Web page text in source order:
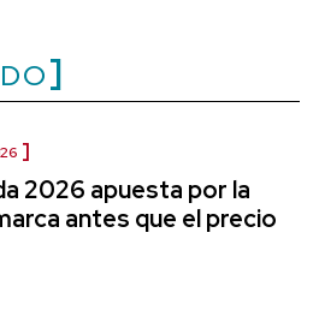
2026 apuesta por la
antes que el precio